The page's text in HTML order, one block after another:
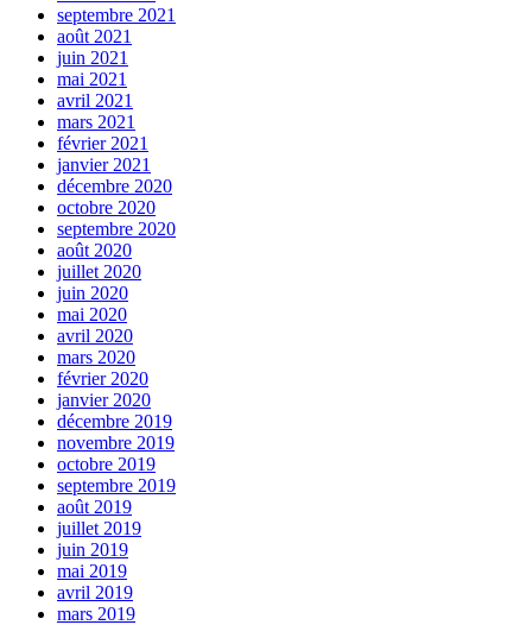
septembre 2021
août 2021
juin 2021
mai 2021
avril 2021
mars 2021
février 2021
janvier 2021
décembre 2020
octobre 2020
septembre 2020
août 2020
juillet 2020
juin 2020
mai 2020
avril 2020
mars 2020
février 2020
janvier 2020
décembre 2019
novembre 2019
octobre 2019
septembre 2019
août 2019
juillet 2019
juin 2019
mai 2019
avril 2019
mars 2019